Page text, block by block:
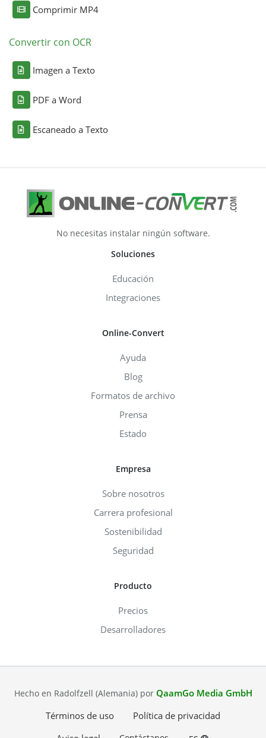
Comprimir MP4
Convertir con OCR
Imagen a Texto
PDF a Word
Escaneado a Texto
No necesitas instalar ningún software.
Soluciones
Educación
Integraciones
Online-Convert
Ayuda
Blog
Formatos de archivo
Prensa
Estado
Empresa
Sobre nosotros
Carrera profesional
Sostenibilidad
Seguridad
Producto
Precios
Desarrolladores
Hecho en Radolfzell (Alemania) por QaamGo Media GmbH
Términos de uso
Política de privacidad